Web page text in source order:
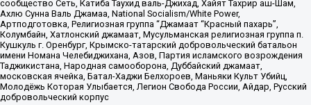
сообщество Сеть, Катиба Таухид валь-Джихад, Хайят Тахрир аш-Шам,
Ахлю Сунна Валь Джамаа, National Socialism/White Power,
Артподготовка, Религиозная группа “Джамаат “Красный пахарь”,
Колумбайн, Хатлонский джамаат, Мусульманская религиозная группа п.
Кушкуль г. Оренбург, Крымско-татарский добровольческий батальон
имени Номана Челебиджихана, Азов, Партия исламского возрождения
Таджикистана, Народная самооборона, Дуббайский джамаат,
московская ячейка, Батал-Хаджи Белхороев, Маньяки Культ Убийц,
Молодёжь Которая Улыбается, Легион Свобода России, Айдар, Русский
добровольческий корпус